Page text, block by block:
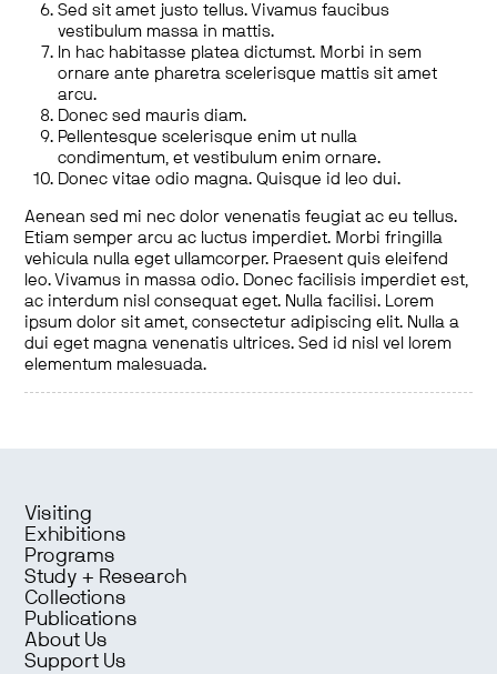
Sed sit amet justo tellus. Vivamus faucibus
vestibulum massa in mattis.
In hac habitasse platea dictumst. Morbi in sem
ornare ante pharetra scelerisque mattis sit amet
arcu.
Donec sed mauris diam.
Pellentesque scelerisque enim ut nulla
condimentum, et vestibulum enim ornare.
Donec vitae odio magna. Quisque id leo dui.
Aenean sed mi nec dolor venenatis feugiat ac eu tellus.
Etiam semper arcu ac luctus imperdiet. Morbi fringilla
vehicula nulla eget ullamcorper. Praesent quis eleifend
leo. Vivamus in massa odio. Donec facilisis imperdiet est,
ac interdum nisl consequat eget. Nulla facilisi. Lorem
ipsum dolor sit amet, consectetur adipiscing elit. Nulla a
dui eget magna venenatis ultrices. Sed id nisl vel lorem
elementum malesuada.
Visiting
Exhibitions
Programs
Study + Research
Collections
Publications
About Us
Support Us